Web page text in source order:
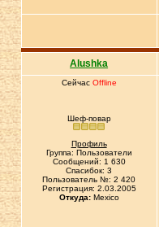
Alushka
Сейчас Offline
Шеф-повар
Профиль
Группа: Пользователи
Сообщений: 1 630
Спасибок: 3
Пользователь №: 2 420
Регистрация: 2.03.2005
Откуда:Mexico